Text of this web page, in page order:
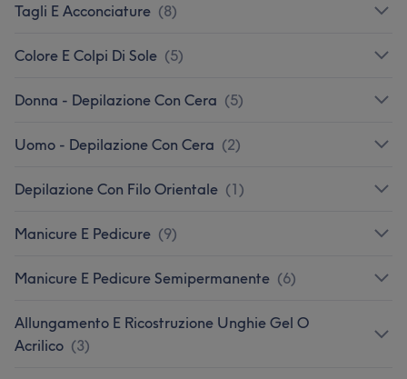
Tagli E Acconciature (8)
Colore E Colpi Di Sole (5)
Donna - Depilazione Con Cera (5)
Uomo - Depilazione Con Cera (2)
Depilazione Con Filo Orientale (1)
Manicure E Pedicure (9)
Manicure E Pedicure Semipermanente (6)
Allungamento E Ricostruzione Unghie Gel O
Acrilico (3)